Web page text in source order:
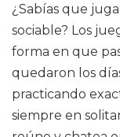
¿Sabías que
sociable? Los
forma en que
quedaron los
practicando
siempre en